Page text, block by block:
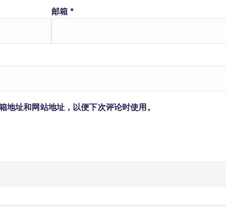
邮箱*
址和网站地址，以便下次评论时使用。